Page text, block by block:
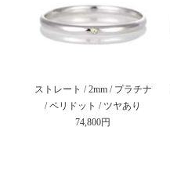
ストレート / 2mm / プラチナ
/ ペリドット / ツヤあり
74,800円